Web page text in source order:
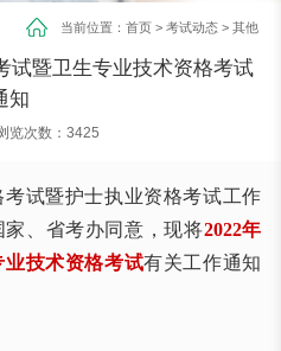
当前位置： 首页> 考试动态> 其他
试暨卫生专业技术资格考试
知
览次数：3425
试暨护士执业资格考试工作
、省考办同意，现将2022年
技术资格考试有关工作通知